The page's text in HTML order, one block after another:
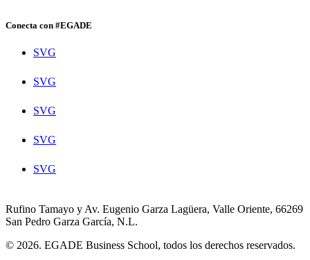
Conecta con #EGADE
SVG
SVG
SVG
SVG
SVG
Rufino Tamayo y Av. Eugenio Garza Lagüera, Valle Oriente, 66269
San Pedro Garza García, N.L.
© 2026. EGADE Business School, todos los derechos reservados.